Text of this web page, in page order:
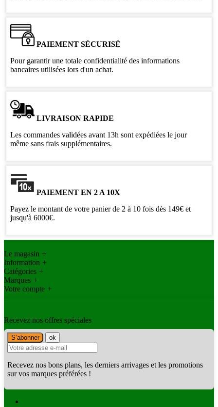
PAIEMENT SÉCURISÉ
Pour garantir une totale confidentialité des informations
bancaires utilisées lors d'un achat.
LIVRAISON RAPIDE
Les commandes validées avant 13h sont expédiées le jour
même sans frais supplémentaires.
PAIEMENT EN 2 A 10X
Payez le montant de votre panier de 2 à 10 fois dès 149€ et
jusqu'à 6000€.
Le magasin +
Information +
Catégories +
Marques +
Votre compte +
Recevez nos offres spéciales
Recevez nos bons plans, les derniers arrivages et les promotions
sur vos marques préférées !